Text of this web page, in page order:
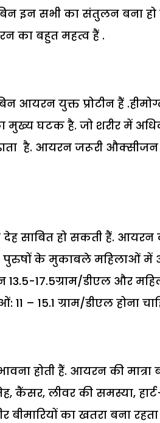
इन सभी का संतुलन बना
का बहुत महत्व हैं .
आयरन युक्त प्रोटीन हैं
मुख्य घटक है. जो शरीर में
है. आयरन जरूरी
देह साबित हो सकती हैं.
पुरुषों के मुकाबले महिलाओं
13.5-17.5ग्राम/डीएल और
11 – 15.1 ग्राम/डीएल होना
होती हैं. आयरन की मात्रा
कैंसर, लीवर की समस्या,
का खतरा बना रहता